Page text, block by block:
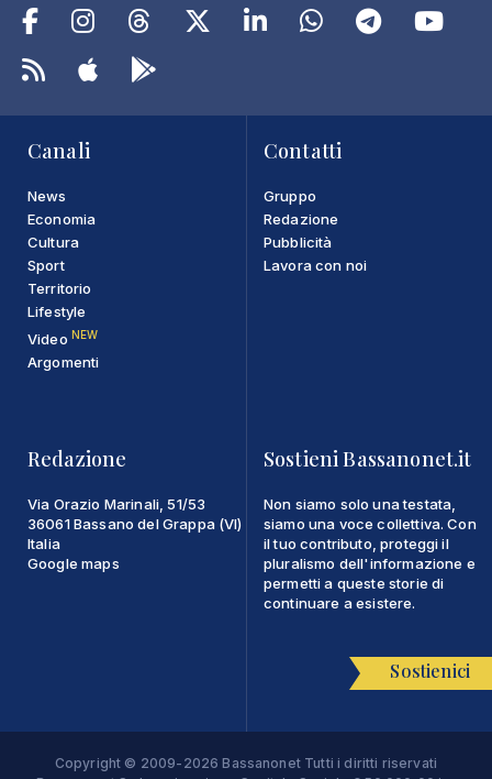
Canali
News
Economia
Cultura
Sport
Territorio
Lifestyle
Video NEW
Argomenti
Contatti
Gruppo
Redazione
Pubblicità
Lavora con noi
Redazione
Via Orazio Marinali, 51/53
36061 Bassano del Grappa (VI)
Italia
Google maps
Sostieni Bassanonet.it
Non siamo solo una testata,
siamo una voce collettiva. Con
il tuo contributo, proteggi il
pluralismo dell'informazione e
permetti a queste storie di
continuare a esistere.
Sostienici
Copyright © 2009-2026 Bassanonet Tutti i diritti riservati